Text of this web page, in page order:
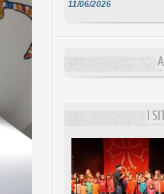
10/06/2026
I